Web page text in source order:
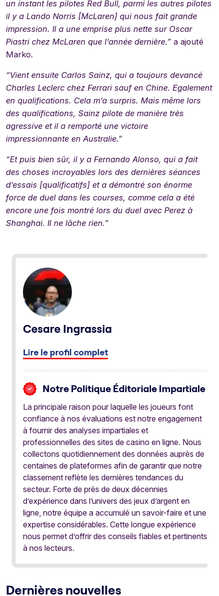
un instant les pilotes Red Bull, parmi les autres pilotes
il y a Lando Norris [McLaren] qui nous fait grande
impression. Il a une emprise plus nette sur Oscar
Piastri chez McLaren que l’année dernière.” a ajouté
Marko.
“Vient ensuite Carlos Sainz, qui a toujours devancé
Charles Leclerc chez Ferrari sauf en Chine. Egalement
en qualifications. Cela m’a surpris. Mais même lors
des qualifications, Sainz pilote de manière très
agressive et il a remporté une victoire
impressionnante en Australie.”
“Et puis bien sûr, il y a Fernando Alonso, qui a fait
des choses incroyables lors des dernières séances
d’essais [qualificatifs] et a démontré son énorme
force de duel dans les courses, comme cela a été
encore une fois montré lors du duel avec Perez à
Shanghai. Il ne lâche rien.”
Cesare Ingrassia
Lire le profil complet
Notre Politique Éditoriale Impartiale
La principale raison pour laquelle les joueurs font
confiance à nos évaluations est notre engagement
à fournir des analyses impartiales et
professionnelles des sites de casino en ligne. Nous
collectons quotidiennement des données auprès de
centaines de plateformes afin de garantir que notre
classement reflète les dernières tendances du
secteur. Forte de près de deux décennies
d’expérience dans l’univers des jeux d’argent en
ligne, notre équipe a accumulé un savoir-faire et une
expertise considérables. Cette longue expérience
nous permet d’offrir des conseils fiables et pertinents
à nos lecteurs.
Dernières nouvelles